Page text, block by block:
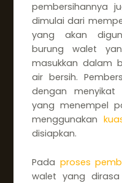
pembersihannya
dimulai dari
yang akan
burung walet
masukkan dalam
air bersih.
dengan menyikat
yang menempel
menggunakan
disiapkan.
Pada proses
walet yang